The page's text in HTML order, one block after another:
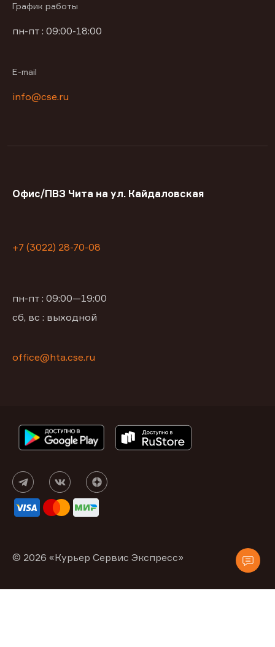
График работы
пн-пт : 09:00-18:00
E-mail
info@cse.ru
Офис/ПВЗ Чита на ул. Кайдаловская
+7 (3022) 28-70-08
пн-пт : 09:00—19:00
сб, вс : выходной
office@hta.cse.ru
© 2026 «Курьер Сервис Экспресс»